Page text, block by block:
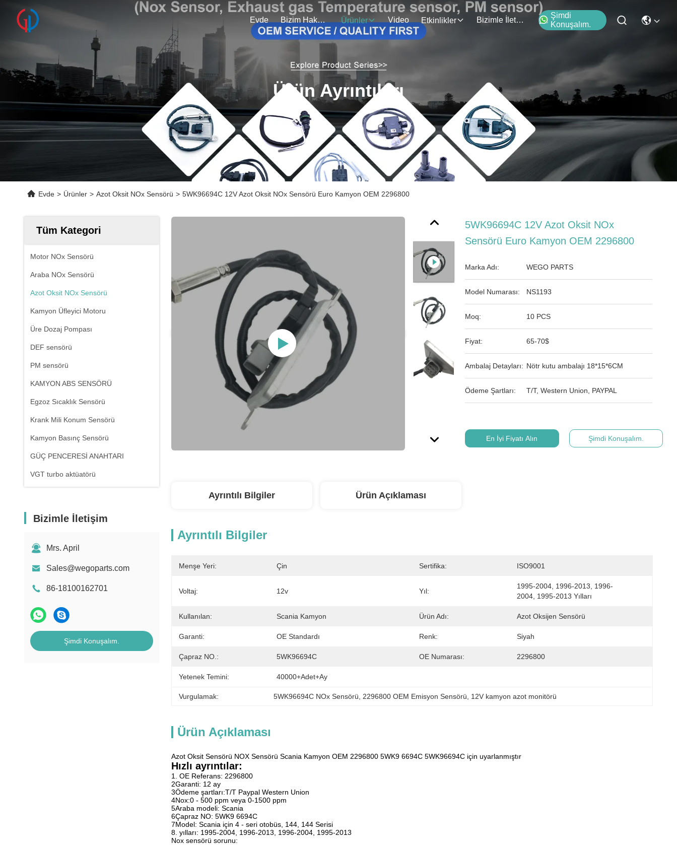
Evde Bizim Hakkımızda Ürünler Video Etkinlikler Bizimle İletişim
Şimdi
Konuşalım.
Ürün Ayrıntıları
Evde > Ürünler > Azot Oksit NOx Sensörü > 5WK96694C 12V Azot Oksit NOx Sensörü Euro Kamyon OEM 2296800
Tüm Kategori
Motor NOx Sensörü
Araba NOx Sensörü
Azot Oksit NOx Sensörü
Kamyon Üfleyici Motoru
Üre Dozaj Pompası
DEF sensörü
PM sensörü
KAMYON ABS SENSÖRÜ
Egzoz Sıcaklık Sensörü
Krank Mili Konum Sensörü
Kamyon Basınç Sensörü
GÜÇ PENCERESİ ANAHTARI
VGT turbo aktüatörü
Bizimle İletişim
Mrs. April
Sales@wegoparts.com
86-18100162701
Şimdi Konuşalım.
5WK96694C 12V Azot Oksit NOx
Sensörü Euro Kamyon OEM 2296800
Marka Adı: WEGO PARTS
Model Numarası: NS1193
Moq: 10 PCS
Fiyat: 65-70$
Ambalaj Detayları: Nötr kutu ambalajı 18*15*6CM
Ödeme Şartları: T/T, Western Union, PAYPAL
En İyi Fiyatı Alın Şimdi Konuşalım.
Ayrıntılı Bilgiler Ürün Açıklaması
Ayrıntılı Bilgiler
Menşe Yeri: Çin Sertifika: ISO9001
Voltaj: 12v Yıl:
1995-2004, 1996-2013, 1996-
2004, 1995-2013 Yılları
Kullanılan: Scania Kamyon Ürün Adı: Azot Oksijen Sensörü
Garanti: OE Standardı Renk: Siyah
Çapraz NO.: 5WK96694C OE Numarası: 2296800
Yetenek Temini: 40000+Adet+Ay
Vurgulamak: 5WK96694C NOx Sensörü 2296800 OEM Emisyon Sensörü 12V kamyon azot monitörü
Ürün Açıklaması
Azot Oksit Sensörü NOX Sensörü Scania Kamyon OEM 2296800 5WK9 6694C 5WK96694C için uyarlanmıştır
Hızlı ayrıntılar:
1. OE Referans: 2296800
2Garanti: 12 ay
3Ödeme şartları:T/T Paypal Western Union
4Nox:0 - 500 ppm veya 0-1500 ppm
5Araba modeli: Scania
6Çapraz NO: 5WK9 6694C
7Model: Scania için 4 - seri otobüs, 144, 144 Serisi
8. yılları: 1995-2004, 1996-2013, 1996-2004, 1995-2013
Nox sensörü sorunu: